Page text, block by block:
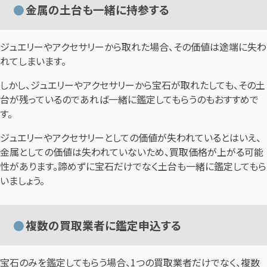
金属の土台も一緒に持参する
ジュエリーやアクセサリーから取れた場合、その価値は途端に失わ
れてしまいます。
しかし、ジュエリーやアクセサリーから宝石が取れたしても、その土
台が残っているのであれば一緒に鑑定してもらうのもおすすめで
す。
ジュエリーやアクセサリーとしての価値が失われているとはいえ、
金属としての価値は失われていないため、買取価格が上がる可能
性があります。諦めずに宝石だけでなく土台も一緒に鑑定してもら
いましょう。
複数の買取業者に鑑定申込する
宝石のみを鑑定してもらう場合、1つの買取業者だけでなく、複数